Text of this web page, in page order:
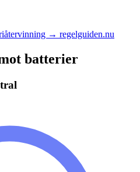
→ regelguiden.nu
batterier